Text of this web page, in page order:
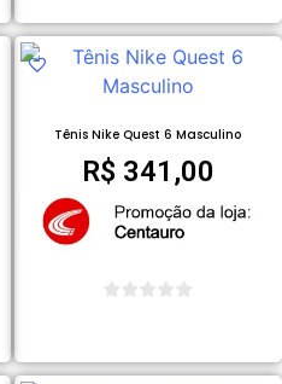
Tênis Nike Quest 6 Masculino
R$ 341,00